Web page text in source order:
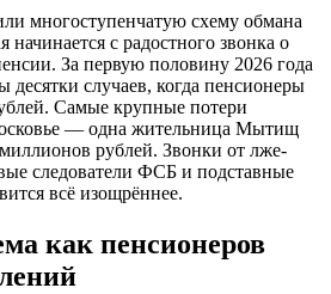
многоступенчатую схему обмана
с радостного звонка о
За первую половину 2026 года
десятки случаев, когда пенсионеры
Самые крупные потери
— одна жительница Мытищ
рублей. Звонки от лже-
следователи ФСБ и подставные
всё изощрённее.
как пенсионеров